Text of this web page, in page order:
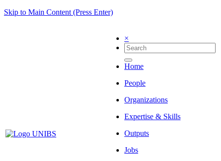
Skip to Main Content (Press Enter)
×
Home
People
Organizations
Expertise & Skills
Outputs
Jobs